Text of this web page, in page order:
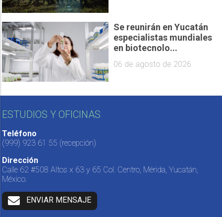
Se reunirán en Yucatán
especialistas mundiales
en biotecnolo...
06 de agosto de 2026
ESTUDIOS Y OFICINAS
Teléfono
(999) 923 61 55 (recepción)
Dirección
Calle 62 #508 Altos x 63 y 65 Col. Centro, Mérida, Yucatán,
México.
ENVIAR MENSAJE